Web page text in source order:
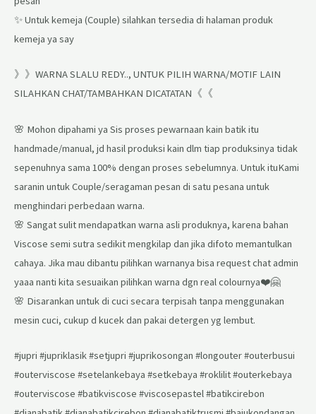
✨ Untuk kemeja (Couple) silahkan tersedia di halaman produk
kemeja ya say
》》WARNA SLALU REDY.., UNTUK PILIH WARNA/MOTIF LAIN
SILAHKAN CHAT/TAMBAHKAN DICATATAN《《
🌸 Mohon dipahami ya Sis proses pewarnaan kain batik itu
handmade/manual, jd hasil produksi kain dlm tiap produksinya tidak
sepenuhnya sama 100% dengan proses sebelumnya. Untuk ituKami
saranin untuk Couple/seragaman pesan di satu pesana untuk
menghindari perbedaan warna.
🌸 Sangat sulit mendapatkan warna asli produknya, karena bahan
Viscose semi sutra sedikit mengkilap dan jika difoto memantulkan
cahaya. Jika mau dibantu pilihkan warnanya bisa request chat admin
yaaa nanti kita sesuaikan pilihkan warna dgn real colournya❤️🤗
🌸 Disarankan untuk di cuci secara terpisah tanpa menggunakan
mesin cuci, cukup d kucek dan pakai detergen yg lembut.
#jupri #jupriklasik #setjupri #juprikosongan #longouter #outerbusui
#outerviscose #setelankebaya #setkebaya #roklilit #outerkebaya
#outerviscose #batikviscose #viscosepastel #batikcirebon